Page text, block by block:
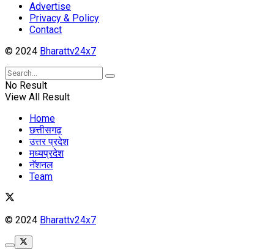
Advertise
Privacy & Policy
Contact
© 2024 Bharattv24x7
No Result
View All Result
Home
छत्तीसगढ़
उत्तर प्रदेश
मध्यप्रदेश
नॅशनल
Team
© 2024 Bharattv24x7